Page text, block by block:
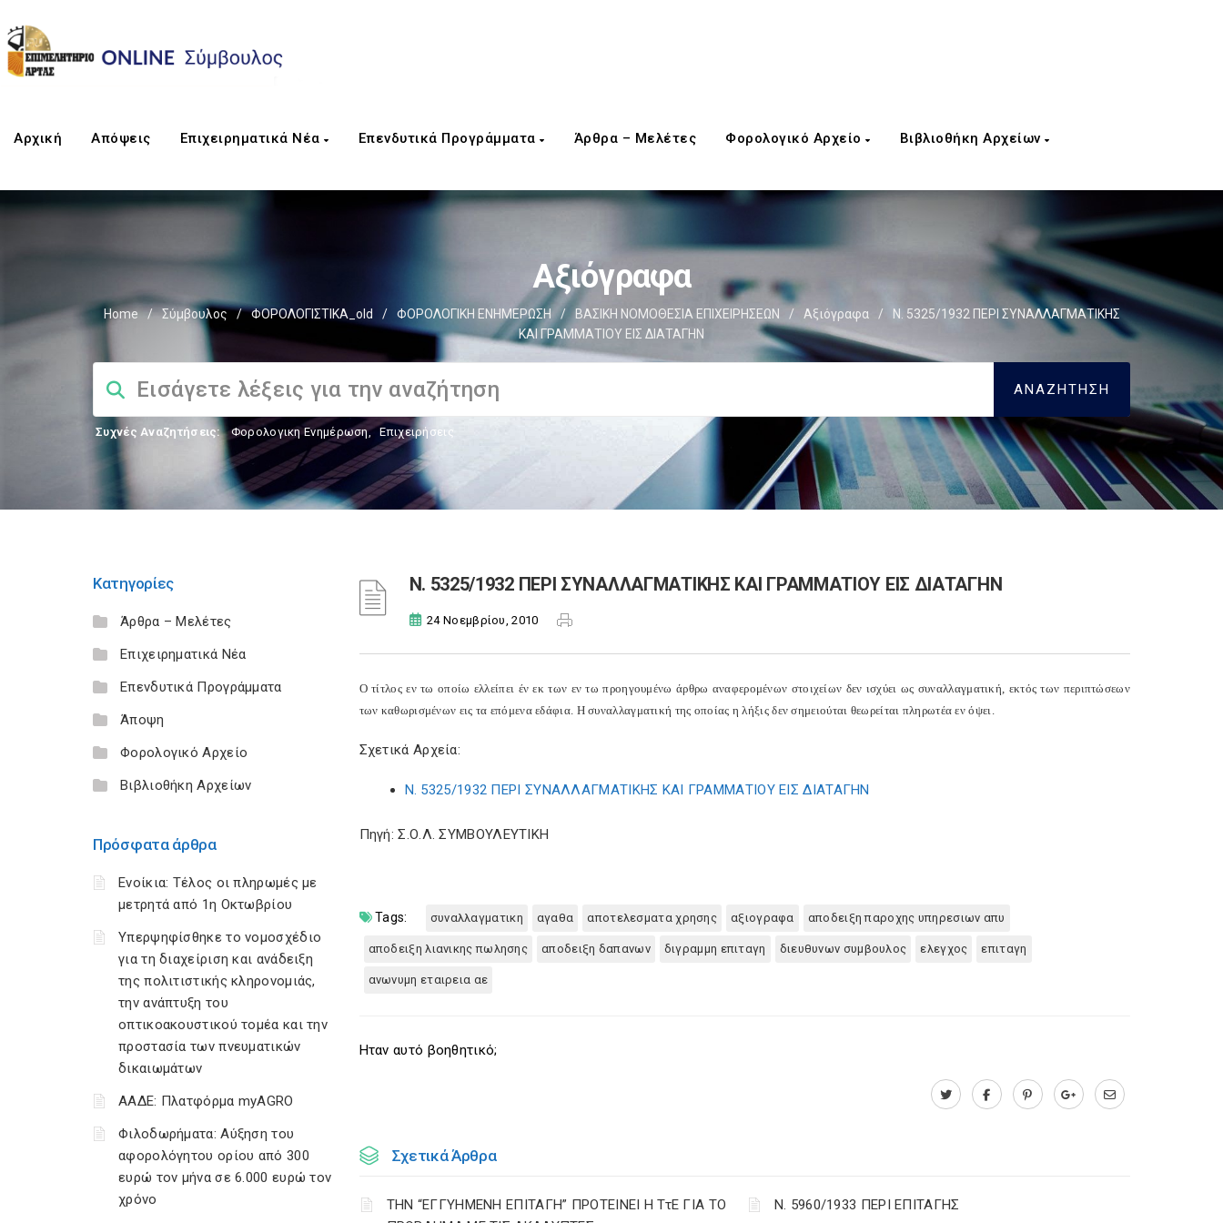
Αρχική Απόψεις Επιχειρηματικά Νέα Επενδυτικά Προγράμματα Άρθρα – Μελέτες Φορολογικό Αρχείο Βιβλιοθήκη Αρχείων
Αξιόγραφα
Home / Σύμβουλος / ΦΟΡΟΛΟΓΙΣΤΙΚΑ_old / ΦΟΡΟΛΟΓΙΚΗ ΕΝΗΜΕΡΩΣΗ / ΒΑΣΙΚΗ ΝΟΜΟΘΕΣΙΑ ΕΠΙΧΕΙΡΗΣΕΩΝ / Αξιόγραφα /
Ν. 5325/1932 ΠΕΡΙ ΣΥΝΑΛΛΑΓΜΑΤΙΚΗΣ
ΚΑΙ ΓΡΑΜΜΑΤΙΟΥ ΕΙΣ ΔΙΑΤΑΓΗΝ
Συχνές Αναζητήσεις: Φορολογικη Ενημέρωση, Επιχειρήσεις
Κατηγορίες
Άρθρα – Μελέτες
Επιχειρηματικά Νέα
Επενδυτικά Προγράμματα
Άποψη
Φορολογικό Αρχείο
Βιβλιοθήκη Αρχείων
Πρόσφατα άρθρα
Ενοίκια: Τέλος οι πληρωμές με
μετρητά από 1η Οκτωβρίου
Υπερψηφίσθηκε το νομοσχέδιο
για τη διαχείριση και ανάδειξη
της πολιτιστικής κληρονομιάς,
την ανάπτυξη του
οπτικοακουστικού τομέα και την
προστασία των πνευματικών
δικαιωμάτων
ΑΑΔΕ: Πλατφόρμα myAGRO
Φιλοδωρήματα: Αύξηση του
αφορολόγητου ορίου από 300
ευρώ τον μήνα σε 6.000 ευρώ τον
χρόνο
Ν. 5325/1932 ΠΕΡΙ ΣΥΝΑΛΛΑΓΜΑΤΙΚΗΣ ΚΑΙ ΓΡΑΜΜΑΤΙΟΥ ΕΙΣ ΔΙΑΤΑΓΗΝ
24 Νοεμβρίου, 2010
Ο τίτλος εν τω οποίω ελλείπει έν εκ των εν τω προηγουμένω άρθρω αναφερομένων στοιχείων δεν ισχύει ως συναλλαγματική, εκτός των περιπτώσεων
των καθωρισμένων εις τα επόμενα εδάφια. Η συναλλαγματική της οποίας η λήξις δεν σημειούται θεωρείται πληρωτέα εν όψει.
Σχετικά Αρχεία:
Ν. 5325/1932 ΠΕΡΙ ΣΥΝΑΛΛΑΓΜΑΤΙΚΗΣ ΚΑΙ ΓΡΑΜΜΑΤΙΟΥ ΕΙΣ ΔΙΑΤΑΓΗΝ
Πηγή: Σ.Ο.Λ. ΣΥΜΒΟΥΛΕΥΤΙΚΗ
Tags: συναλλαγματικη αγαθα αποτελεσματα χρησης αξιογραφα αποδειξη παροχης υπηρεσιων απυ
αποδειξη λιανικης πωλησης αποδειξη δαπανων διγραμμη επιταγη διευθυνων συμβουλος ελεγχος επιταγη
ανωνυμη εταιρεια αε
Ηταν αυτό βοηθητικό;
Σχετικά Άρθρα
ΤΗΝ “ΕΓΓΥΗΜΕΝΗ ΕΠΙΤΑΓΗ” ΠΡΟΤΕΙΝΕΙ Η ΤτΕ ΓΙΑ ΤΟ
Ν. 5960/1933 ΠΕΡΙ ΕΠΙΤΑΓΗΣ